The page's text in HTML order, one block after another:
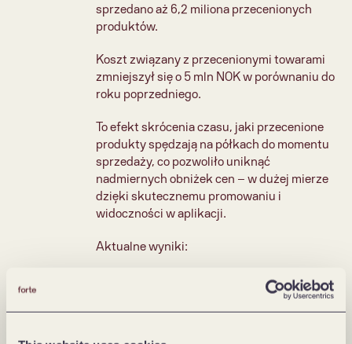
sprzedano aż 6,2 miliona przecenionych
produktów.
Koszt związany z przecenionymi towarami
zmniejszył się o 5 mln NOK w porównaniu do
roku poprzedniego.
To efekt skrócenia czasu, jaki przecenione
produkty spędzają na półkach do momentu
sprzedaży, co pozwoliło uniknąć
nadmiernych obniżek cen – w dużej mierze
dzięki skutecznemu promowaniu i
widoczności w aplikacji.
Aktualne wyniki:
– Od 2024 do dziś - ponad 1 milion sesji
– 375 000 unikalnych użytkowników
– 45% z nich regularnie wraca na stronę.